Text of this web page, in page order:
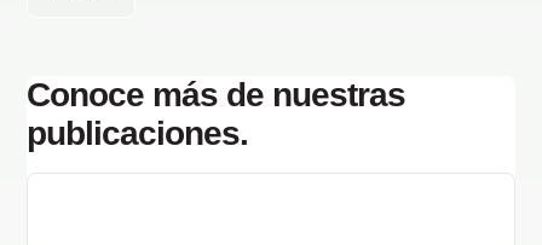
Conoce más de nuestras
publicaciones.